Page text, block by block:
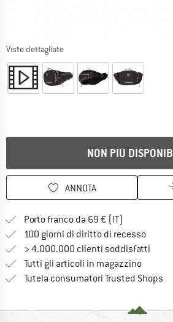
Viste dettagliate
NON PIÙ
ANNOTA
Porto franco da 69 € (IT)
100 giorni di diritto di recessoVai
> 4.000.000 clienti soddisfatti
Tutti gli articoli in magazzino
Tutela consumatori Trusted Shops